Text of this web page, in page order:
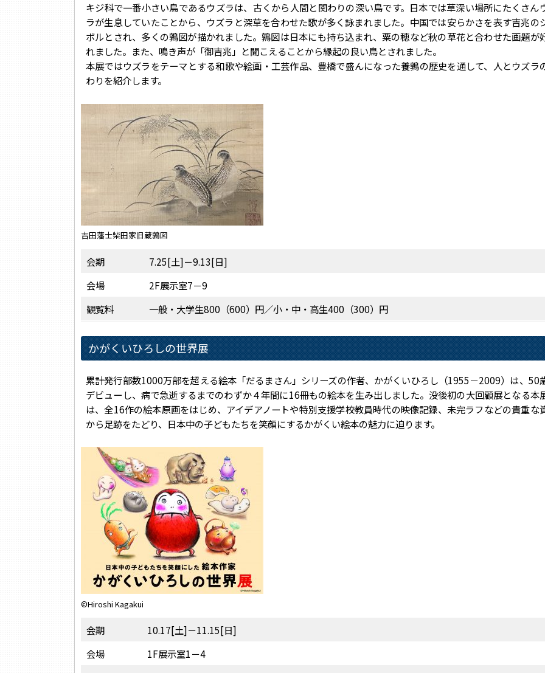
キジ科で一番小さい鳥であるウズラは、古くから人間と関わりの深い鳥です。日本では草深い場所にたくさん
ラが生息していたことから、ウズラと深草を合わせた歌が多く詠まれました。中国では安らかさを表す吉兆の
ボルとされ、多くの鶉図が描かれました。鶉図は日本にも持ち込まれ、粟の穂など秋の草花と合わせた画題が
れました。また、鳴き声が「御吉兆」と聞こえることから縁起の良い鳥とされました。
本展ではウズラをテーマとする和歌や絵画・工芸作品、豊橋で盛んになった養鶉の歴史を通して、人とウズラ
わりを紹介します。
吉田藩士柴田家旧蔵鶉図
会期
7.25[土]－9.13[日]
会場
2F展示室7－9
観覧料
一般・大学生800（600）円／小・中・高生400（300）円
かがくいひろしの世界展
累計発行部数1000万部を超える絵本「だるまさん」シリーズの作者、かがくいひろし（1955－2009）は、50
デビューし、病で急逝するまでのわずか４年間に16冊もの絵本を生み出しました。没後初の大回顧展となる本
は、全16作の絵本原画をはじめ、アイデアノートや特別支援学校教員時代の映像記録、未完ラフなどの貴重な
から足跡をたどり、日本中の子どもたちを笑顔にするかがくい絵本の魅力に迫ります。
©Hiroshi Kagakui
会期
10.17[土]－11.15[日]
会場
1F展示室1－4